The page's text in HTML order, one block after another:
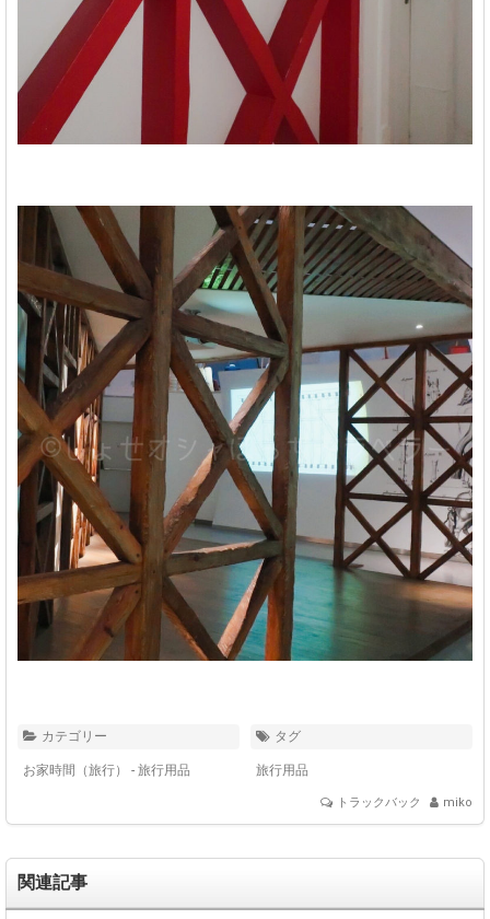
カテゴリー
お家時間（旅行） - 旅行用品
タグ
旅行用品
トラックバック miko
関連記事